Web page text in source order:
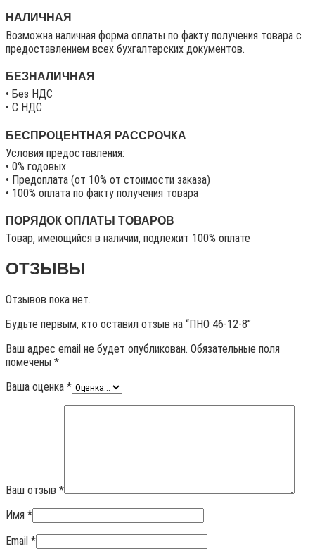
НАЛИЧНАЯ
Возможна наличная форма оплаты по факту получения товара с
предоставлением всех бухгалтерских документов.
БЕЗНАЛИЧНАЯ
• Без НДС
• C НДС
БЕСПРОЦЕНТНАЯ РАССРОЧКА
Условия предоставления:
• 0% годовых
• Предоплата (от 10% от стоимости заказа)
• 100% оплата по факту получения товара
ПОРЯДОК ОПЛАТЫ ТОВАРОВ
Товар, имеющийся в наличии, подлежит 100% оплате
ОТЗЫВЫ
Отзывов пока нет.
Будьте первым, кто оставил отзыв на “ПНО 46-12-8”
Ваш адрес email не будет опубликован. Обязательные поля
помечены *
Ваша оценка *
Ваш отзыв *
Имя *
Email *